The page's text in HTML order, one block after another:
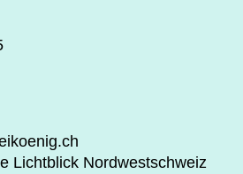
Lichtblick Nordwestschweiz